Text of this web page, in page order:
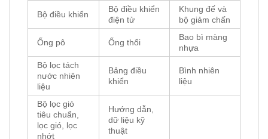
Bộ điều khiển
Bộ điều khiển
điện tử
Khung đế và
bộ giảm chấn
Ống pô Ống thổi
Bao bì màng
nhựa
Bộ lọc tách
nước nhiên
liệu
Bảng điều
khiển
Bình nhiên
liệu
Bộ lọc gió
tiêu chuẩn,
lọc gió, lọc
nhớt
Hướng dẫn,
dữ liệu kỹ
thuật